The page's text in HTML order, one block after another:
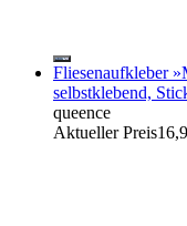
Fliesenaufkleber
selbstklebend,
queence
Aktueller Preis